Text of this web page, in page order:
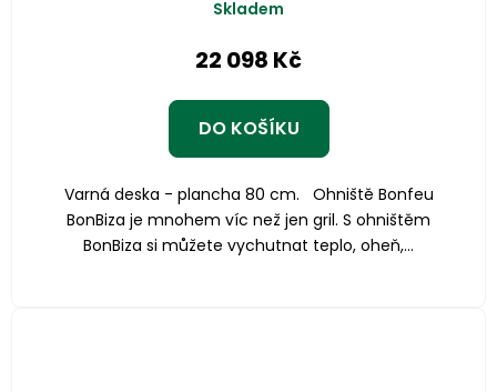
hodnocení
je
z
Skladem
22 098 Kč
DO KOŠÍKU
Varná deska - plancha 80 cm. Ohniště Bonfeu
BonBiza je mnohem víc než jen gril. S ohništěm
BonBiza si můžete vychutnat teplo, oheň,...